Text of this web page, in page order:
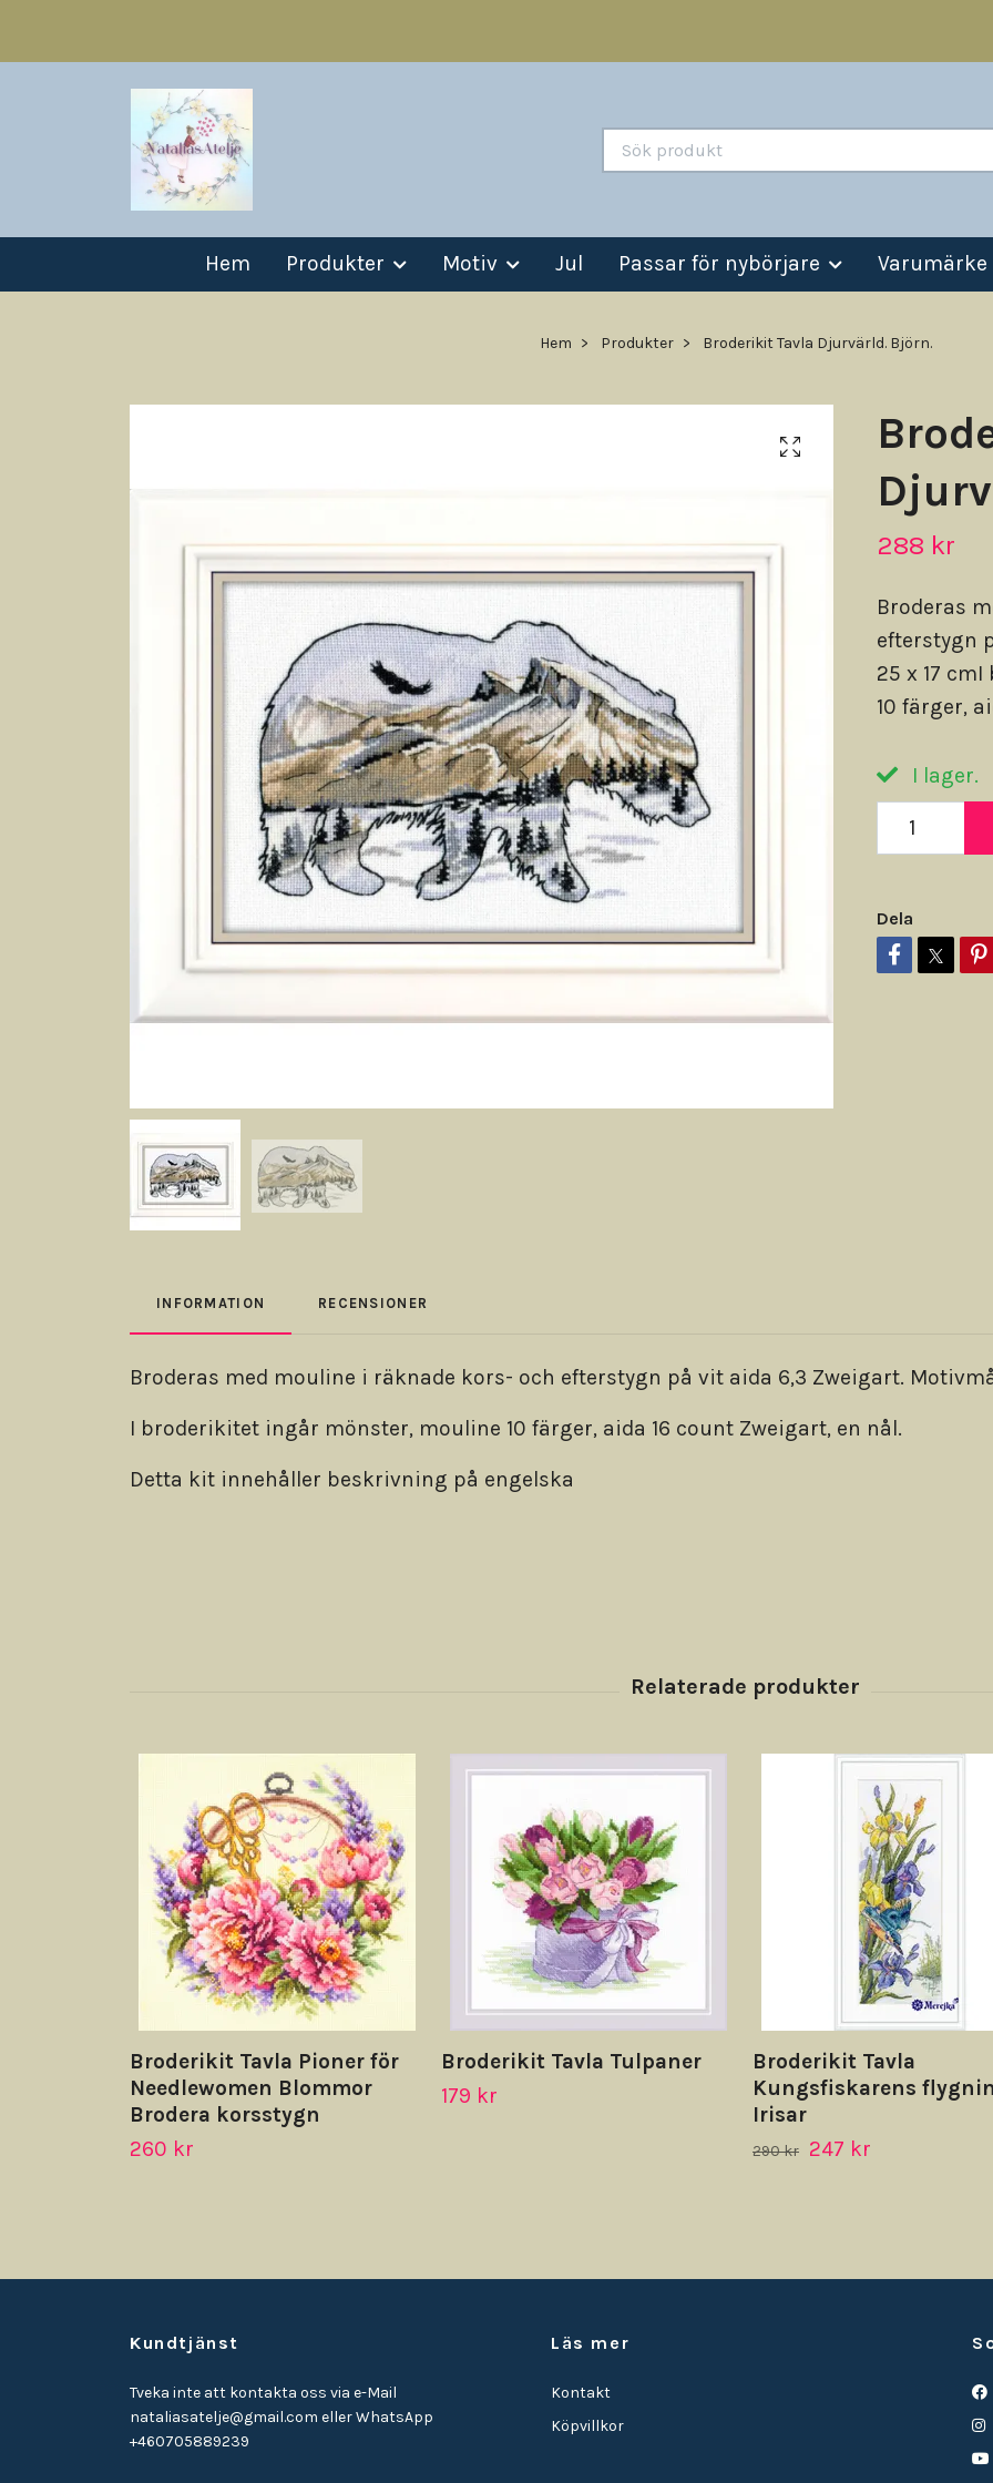
Hem Produkter Motiv Jul Passar för nybörjare Varumärke
Hem Produkter Broderikit Tavla Djurvärld. Björn.
288 kr
Broderas
efterstygn
25 x 17
10 färger,
I lager.
Dela
INFORMATION RECENSIONER
Broderas med mouline i räknade kors- och efterstygn på vit aida 6,3 Zweigart.
I broderikitet ingår mönster, mouline 10 färger, aida 16 count Zweigart, en nål.
Detta kit innehåller beskrivning på engelska
Broderikit Tavla Pioner för
Needlewomen Blommor
Brodera korsstygn
260 kr
Broderikit Tavla Tulpaner
179 kr
Broderikit Tavla
Kungsfiskarens
Irisar
290 kr 247 kr
Kundtjänst
Tveka inte att kontakta oss via e-Mail
nataliasatelje@gmail.com eller WhatsApp
+460705889239
Läs mer
Kontakt
Köpvillkor